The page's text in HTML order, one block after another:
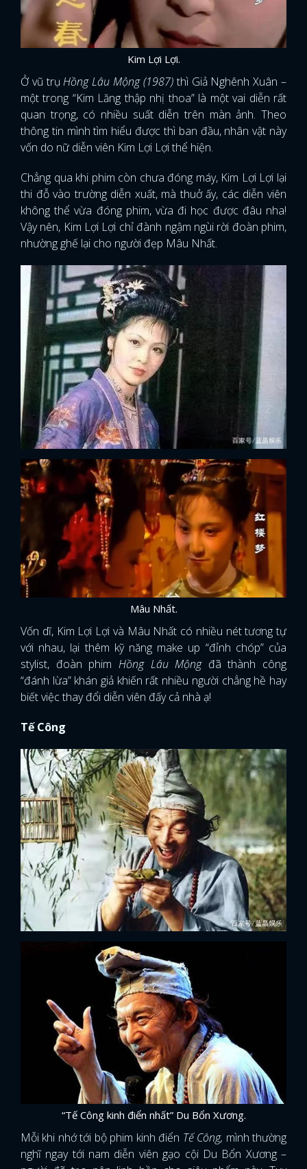
x
ĐĂNG NHẬP
Kim Lợi Lợi.
Ở vũ trụHồng Lâu Mộng (1987) thì Giả Nghênh Xuân –
một trong “Kim Lăng thập nhị thoa” là một vai diễn rất
quan trọng, có nhiều suất diễn trên màn ảnh. Theo
thông tin mình tìm hiểu được thì ban đầu, nhân vật này
vốn do nữ diễn viên Kim Lợi Lợi thể hiện.
Chẳng qua khi phim còn chưa đóng máy, Kim Lợi Lợi lại
thi đỗ vào trường diễn xuất, mà thuở ấy, các diễn viên
không thể vừa đóng phim, vừa đi học được đâu nha!
Vậy nên, Kim Lợi Lợi chỉ đành ngậm ngùi rời đoàn phim,
nhường ghế lại cho người đẹp Mâu Nhất.
Mâu Nhất.
Vốn dĩ, Kim Lợi Lợi và Mâu Nhất có nhiều nét tương tự
với nhau, lại thêm kỹ năng make up “đỉnh chóp” của
stylist, đoàn phim Hồng Lâu Mộngđã thành công
“đánh lừa” khán giả khiến rất nhiều người chẳng hề hay
biết việc thay đổi diễn viên đấy cả nhà ạ!
Tế Công
“Tế Công kinh điển nhất” Du Bổn Xương.
Mỗi khi nhớ tới bộ phim kinh điển Tế Công, mình thường
nghĩ ngay tới nam diễn viên gạo cội Du Bổn Xương –